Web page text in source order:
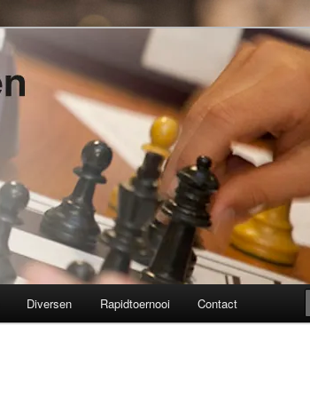
Diversen Rapidtoernooi Contact